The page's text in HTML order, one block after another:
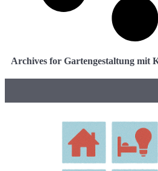
Archives for Gartengestaltung mit